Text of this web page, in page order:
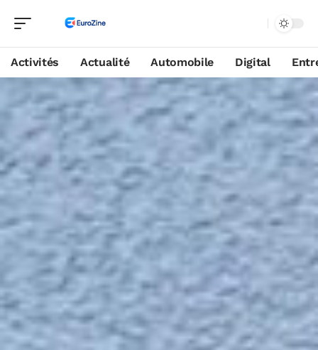
Activités Actualité Automobile Digital